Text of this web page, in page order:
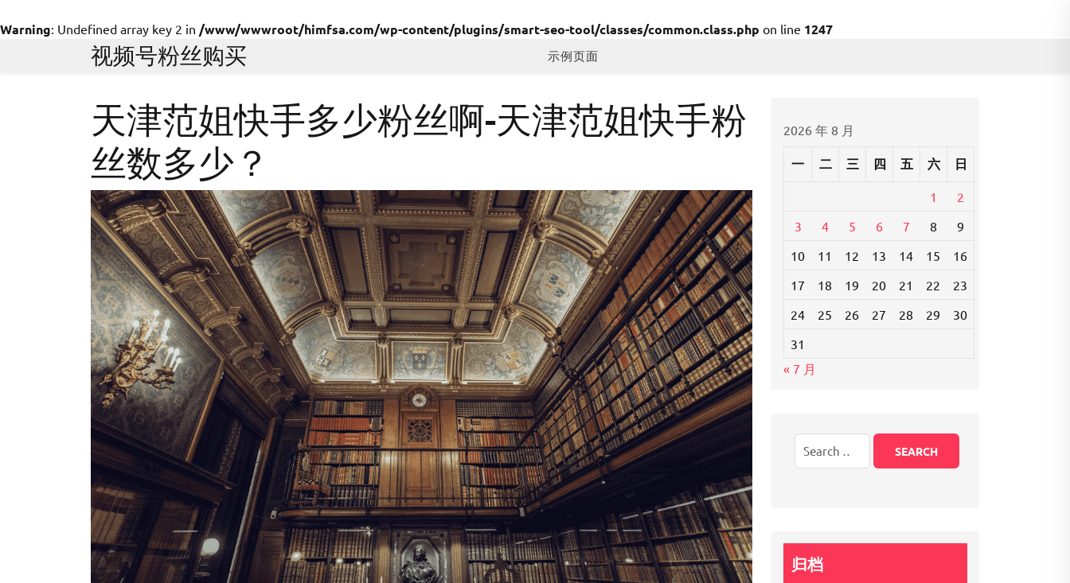
Warning: Undefined array key 2 in /www/wwwroot/himfsa.com/wp-content/plugins/smart-seo-tool/classes/common.class.php on line 1247
视频号粉丝购买 示例页面
天津范姐快手多少粉丝啊-天津范姐快手粉
丝数多少？
2026 年 8 月
一 二 三 四 五 六 日
1
2
3
4 5 6 7 8
9
10
11 12 13 14 15
16
17
18 19 20 21 22
23
24
25 26 27 28 29
30
31
« 7 月
归档